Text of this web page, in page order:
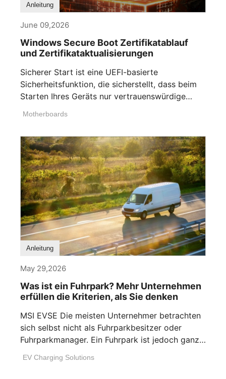
Anleitung
June 09,2026
Windows Secure Boot Zertifikatablauf
und Zertifikataktualisierungen
Sicherer Start ist eine UEFI-basierte
Sicherheitsfunktion, die sicherstellt, dass beim
Starten Ihres Geräts nur vertrauenswürdige
Motherboards
Anleitung
May 29,2026
Was ist ein Fuhrpark? Mehr Unternehmen
erfüllen die Kriterien, als Sie denken
MSI EVSE Die meisten Unternehmer betrachten
sich selbst nicht als Fuhrparkbesitzer oder
Fuhrparkmanager. Ein Fuhrpark ist jedoch ganz
EV Charging Solutions